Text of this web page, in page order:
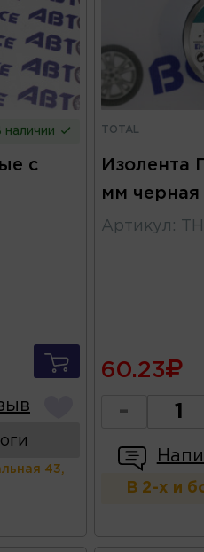
наличии
с
43,
TOTAL
Изолента
мм черная
Артикул :
60.23
-
В 2-х и